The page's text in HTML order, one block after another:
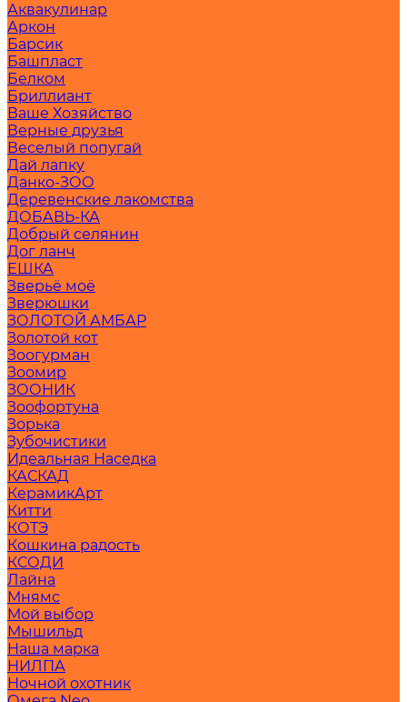
Аквакулинар
Аркон
Барсик
Башпласт
Белком
Бриллиант
Ваше Хозяйство
Верные друзья
Веселый попугай
Дай лапку
Данко-ЗОО
Деревенские лакомства
ДОБАВЬ-КА
Добрый селянин
Дог ланч
ЕШКА
Зверьё моё
Зверюшки
ЗОЛОТОЙ АМБАР
Золотой кот
Зоогурман
Зоомир
ЗООНИК
Зоофортуна
Зорька
Зубочистики
Идеальная Наседка
КАСКАД
КерамикАрт
Китти
КОТЭ
Кошкина радость
КСОДИ
Лайна
Мнямс
Мой выбор
Мышильд
Наша марка
НИЛПА
Ночной охотник